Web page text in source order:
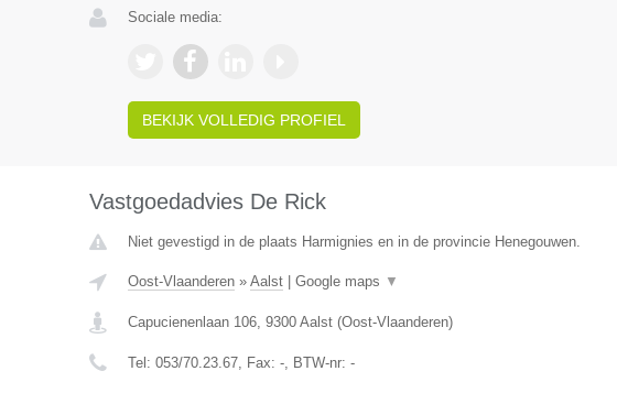
Sociale media:
BEKIJK VOLLEDIG PROFIEL
Vastgoedadvies De Rick
Niet gevestigd in de plaats Harmignies en in de provincie Henegouwen.
Oost-Vlaanderen» Aalst| Google maps ▼
Capucienenlaan 106, 9300 Aalst(Oost-Vlaanderen)
Tel: 053/70.23.67, Fax: -, BTW-nr: -